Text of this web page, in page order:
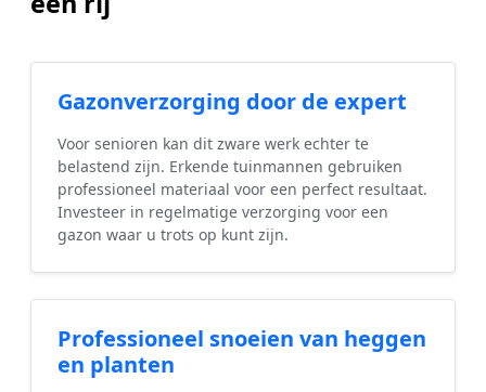
Gazonverzorging door de expert
Voor senioren kan dit zware werk echter te
belastend zijn. Erkende tuinmannen gebruiken
professioneel materiaal voor een perfect resultaat.
Investeer in regelmatige verzorging voor een
gazon waar u trots op kunt zijn.
Professioneel snoeien van heggen
en planten